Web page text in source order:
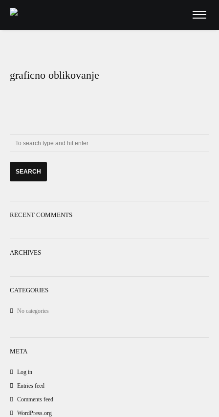
graficno oblikovanje
RECENT COMMENTS
ARCHIVES
CATEGORIES
No categories
META
Log in
Entries feed
Comments feed
WordPress.org